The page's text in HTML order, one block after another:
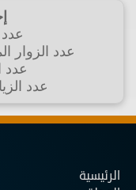
عدد
عدد الزوار
عدد
عدد الزيارات
الرئيسية